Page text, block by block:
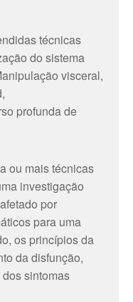
técnicas
do sistema
visceral,
profunda de
ou mais técnicas
investigação
por
para uma
os princípios da
da disfunção,
sintomas